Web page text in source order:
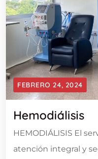
FEBRERO 24, 2024
Hemodiálisis
HEMODIÁLISIS El
atención integral y